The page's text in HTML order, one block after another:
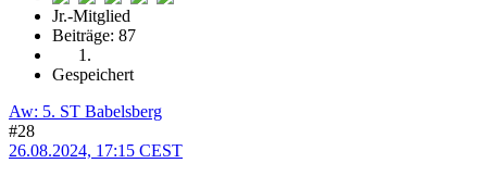
Jr.-Mitglied
Beiträge: 87
Gespeichert
Aw: 5. ST Babelsberg
#28
26.08.2024, 17:15 CEST